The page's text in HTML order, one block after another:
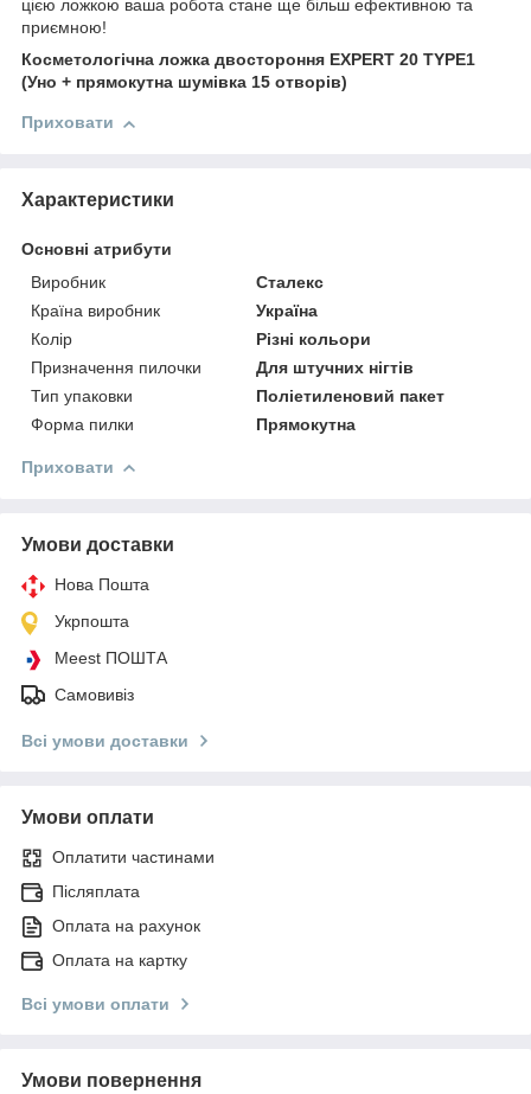
цією ложкою ваша робота стане ще більш ефективною та
приємною!
Косметологічна ложка двостороння EXPERT 20 TYPE1
(Уно + прямокутна шумівка 15 отворів)
Приховати
Характеристики
Основні атрибути
Виробник
Сталекс
Країна виробник
Україна
Колір
Різні кольори
Призначення пилочки
Для штучних нігтів
Тип упаковки
Поліетиленовий пакет
Форма пилки
Прямокутна
Приховати
Умови доставки
Нова Пошта
Укрпошта
Meest ПОШТА
Самовивіз
Всі умови доставки
Умови оплати
Оплатити частинами
Післяплата
Оплата на рахунок
Оплата на картку
Всі умови оплати
Умови повернення